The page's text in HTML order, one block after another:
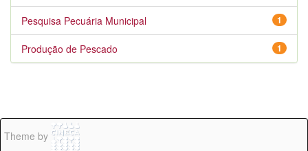
1
Pesquisa Pecuária Municipal
1
Produção de Pescado
Theme by